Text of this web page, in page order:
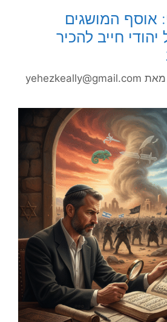
אוסף המושגים
חייב להכיר
מאת yehezkeally@gmail.com